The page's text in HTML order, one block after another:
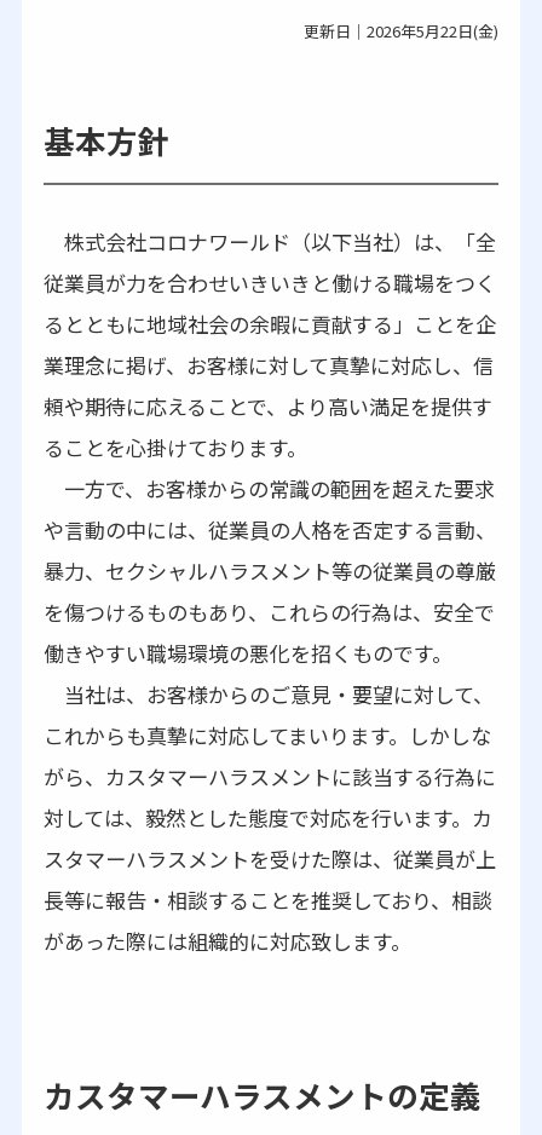
更新日｜2026年5月22日(金)
基本方針
株式会社コロナワールド（以下当社）は、「全
従業員が力を合わせいきいきと働ける職場をつく
るとともに地域社会の余暇に貢献する」ことを企
業理念に掲げ、お客様に対して真摯に対応し、信
頼や期待に応えることで、より高い満足を提供す
ることを心掛けております。
一方で、お客様からの常識の範囲を超えた要求
や言動の中には、従業員の人格を否定する言動、
暴力、セクシャルハラスメント等の従業員の尊厳
を傷つけるものもあり、これらの行為は、安全で
働きやすい職場環境の悪化を招くものです。
当社は、お客様からのご意見・要望に対して、
これからも真摯に対応してまいります。しかしな
がら、カスタマーハラスメントに該当する行為に
対しては、毅然とした態度で対応を行います。カ
スタマーハラスメントを受けた際は、従業員が上
長等に報告・相談することを推奨しており、相談
があった際には組織的に対応致します。
カスタマーハラスメントの定義